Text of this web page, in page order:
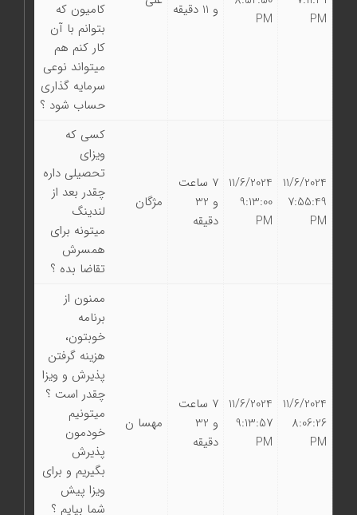
PM
PM
و 11 دقیقه
کامیون که
بتوانم با آن
کار کنم هم
میتواند نوعی
سرمایه گذاری
حساب شود ؟
11/6/2024
7:55:49
PM
11/6/2024
9:13:00
PM
7 ساعت
و 32
دقیقه
مژگان
کسی که
ویزای
تحصیلی داره
چقدر بعد از
لندینگ
میتونه برای
همسرش
تقاضا بده ؟
11/6/2024
8:06:26
PM
11/6/2024
9:13:57
PM
7 ساعت
و 32
دقیقه
مهسا ن
ممنون از
برنامه
خوبتون،
هزینه گرفتن
پذیرش و ویزا
چقدر است ؟
میتونیم
خودمون
پذیرش
بگیریم و برای
ویزا پیش
شما بیایم ؟